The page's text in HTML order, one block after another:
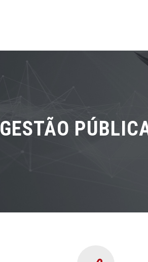
GESTÃO